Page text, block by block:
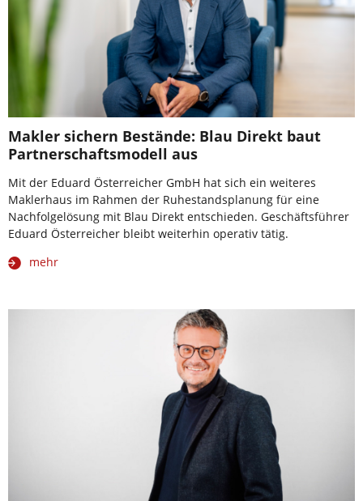
Makler sichern Bestände: Blau Direkt baut
Partnerschaftsmodell aus
Mit der Eduard Österreicher GmbH hat sich ein weiteres
Maklerhaus im Rahmen der Ruhestandsplanung für eine
Nachfolgelösung mit Blau Direkt entschieden. Geschäftsführer
Eduard Österreicher bleibt weiterhin operativ tätig.
mehr